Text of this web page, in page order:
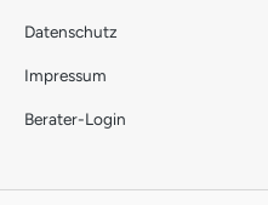
Datenschutz
Impressum
Berater-Login